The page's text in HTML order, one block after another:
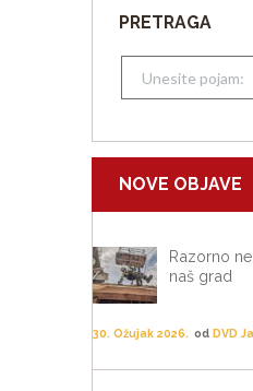
PRETRAGA
NOVE OBJAVE
Razorno
naš grad
30. Ožujak 2026. odDVD